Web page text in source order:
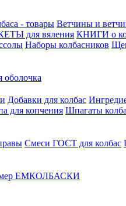
- товары Ветчины и
для вяления КНИГИ о
Наборы колбасников
оболочка
Добавки для колбас
для копчения Шпагаты
Смеси ГОСТ для колбас
ЕМКОЛБАСКИ